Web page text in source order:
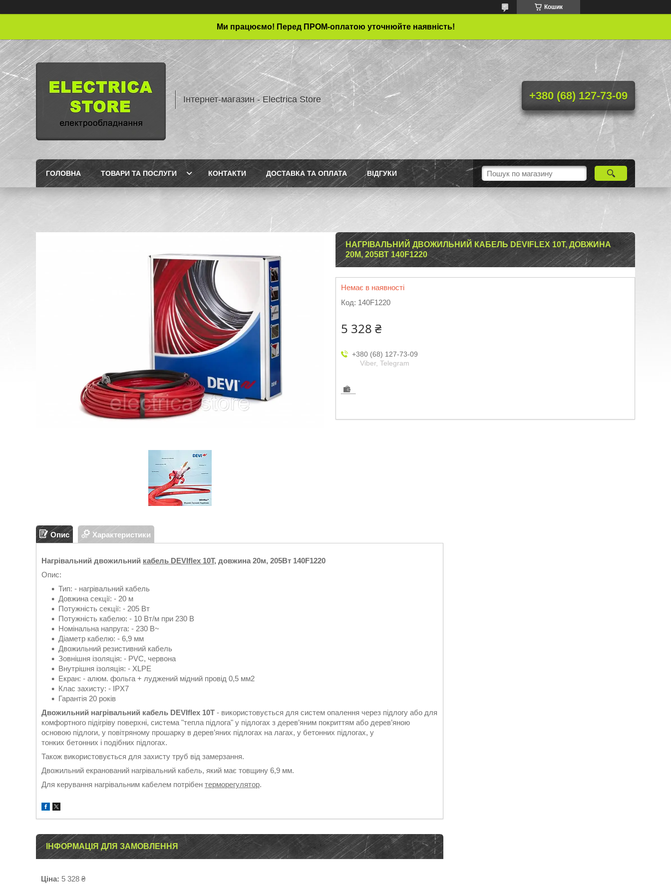
Кошик
Ми працюємо! Перед ПРОМ-оплатою уточнюйте наявність!
Інтернет-магазин - Electrica Store +380 (68) 127-73-09
ГОЛОВНА ТОВАРИ ТА ПОСЛУГИ КОНТАКТИ ДОСТАВКА ТА ОПЛАТА ВІДГУКИ
НАГРІВАЛЬНИЙ ДВОЖИЛЬНИЙ КАБЕЛЬ DEVIFLEX 10T, ДОВЖИНА
20М, 205ВТ 140F1220
Немає в наявності
Код: 140F1220
5 328 ₴
+380 (68) 127-73-09
Viber, Telegram
Опис Характеристики
Нагрівальний двожильний кабель DEVIflex 10T, довжина 20м, 205Вт 140F1220
Опис:
Тип: - нагрівальний кабель
Довжина секції: - 20 м
Потужність секції: - 205 Вт
Потужність кабелю: - 10 Вт/м при 230 В
Номінальна напруга: - 230 В~
Діаметр кабелю: - 6,9 мм
Двожильний резистивний кабель
Зовнішня ізоляція: - PVC, червона
Внутрішня ізоляція: - XLPE
Екран: - алюм. фольга + луджений мідний провід 0,5 мм2
Клас захисту: - IPX7
Гарантія 20 років
Двожильний нагрівальний кабель DEVIflex 10T - використовується для систем опалення через підлогу або для
комфортного підігріву поверхні, система "тепла підлога" у підлогах з дерев’яним покриттям або дерев’яною
основою підлоги, у повітряному прошарку в дерев’яних підлогах на лагах, у бетонних підлогах, у
тонких бетонних і подібних підлогах.
Також використовується для захисту труб від замерзання.
Двожильний екранований нагрівальний кабель, який має товщину 6,9 мм.
Для керування нагрівальним кабелем потрібен терморегулятор.
ІНФОРМАЦІЯ ДЛЯ ЗАМОВЛЕННЯ
Ціна: 5 328 ₴